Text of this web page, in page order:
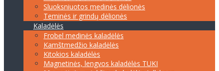
Sluoksniuotos medinės dėlionės
Teminės ir grindų dėlionės
Kaladėlės
Frobel medinės kaladėlės
Kamštmedžio kaladėlės
Kitokios kaladėlės
Magnetinės, lengvos kaladėlės TUKI